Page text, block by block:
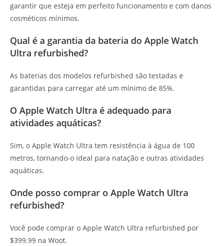
garantir que esteja em perfeito funcionamento e com danos
cosméticos mínimos.
Qual é a garantia da bateria do Apple Watch
Ultra refurbished?
As baterias dos modelos refurbished são testadas e
garantidas para carregar até um mínimo de 85%.
O Apple Watch Ultra é adequado para
atividades aquáticas?
Sim, o Apple Watch Ultra tem resistência à água de 100
metros, tornando-o ideal para natação e outras atividades
aquáticas.
Onde posso comprar o Apple Watch Ultra
refurbished?
Você pode comprar o Apple Watch Ultra refurbished por
$399.99 na Woot.